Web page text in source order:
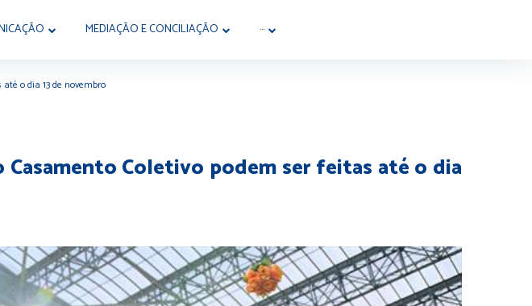
MEDIAÇÃO E CONCILIAÇÃO ···
o dia 13 de novembro
Casamento Coletivo podem ser feitas até o dia